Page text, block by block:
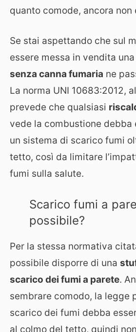
quanto comode, ancora non
Se stai aspettando che sul
essere messa in vendita una
senza canna fumaria ne
La norma UNI 10683:2012,
prevede che qualsiasi
vede la combustione debba
un sistema di scarico fumi
tetto, così da limitare
fumi sulla salute.
Scarico fumi a
possibile?
Per la stessa normativa
possibile disporre di una
scarico dei fumi a parete.
sembrare comodo, la legge
scarico dei fumi debba
al colmo del tetto, quindi